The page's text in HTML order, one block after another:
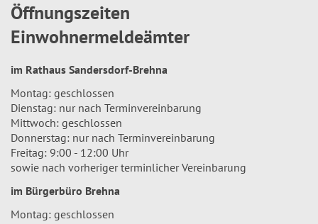
Öffnungszeiten
Einwohnermeldeämter
im Rathaus Sandersdorf-Brehna
Montag: geschlossen
Dienstag: nur nach Terminvereinbarung
Mittwoch: geschlossen
Donnerstag: nur nach Terminvereinbarung
Freitag: 9:00 - 12:00 Uhr
sowie nach vorheriger terminlicher Vereinbarung
im Bürgerbüro Brehna
Montag: geschlossen